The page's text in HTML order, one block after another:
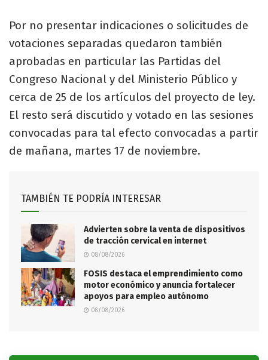
Por no presentar indicaciones o solicitudes de
votaciones separadas quedaron también
aprobadas en particular las Partidas del
Congreso Nacional y del Ministerio Público y
cerca de 25 de los artículos del proyecto de ley.
El resto será discutido y votado en las sesiones
convocadas para tal efecto convocadas a partir
de mañana, martes 17 de noviembre.
TAMBIÉN TE PODRÍA INTERESAR
Advierten sobre la venta de dispositivos
de tracción cervical en internet
08/08/2026
FOSIS destaca el emprendimiento como
motor económico y anuncia fortalecer
apoyos para empleo autónomo
08/08/2026